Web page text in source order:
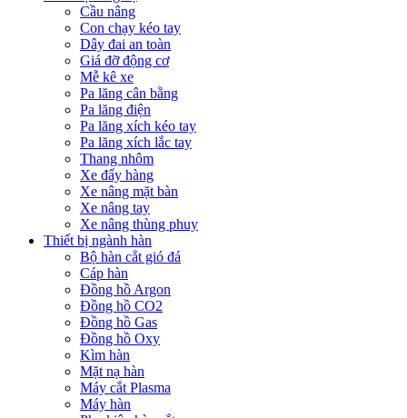
Cầu nâng
Con chạy kéo tay
Dây đai an toàn
Giá đỡ động cơ
Mễ kê xe
Pa lăng cân bằng
Pa lăng điện
Pa lăng xích kéo tay
Pa lăng xích lắc tay
Thang nhôm
Xe đẩy hàng
Xe nâng mặt bàn
Xe nâng tay
Xe nâng thùng phuy
Thiết bị ngành hàn
Bộ hàn cắt gió đá
Cáp hàn
Đồng hồ Argon
Đồng hồ CO2
Đồng hồ Gas
Đồng hồ Oxy
Kìm hàn
Mặt nạ hàn
Máy cắt Plasma
Máy hàn